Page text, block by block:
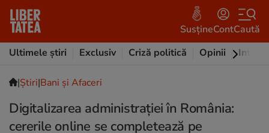
SusțineContCaută
Ultimele știri
Exclusiv Criză politică Opinii
|Ştiri|Bani și Afaceri
Digitalizarea administrației în România:
cererile online se completează pe